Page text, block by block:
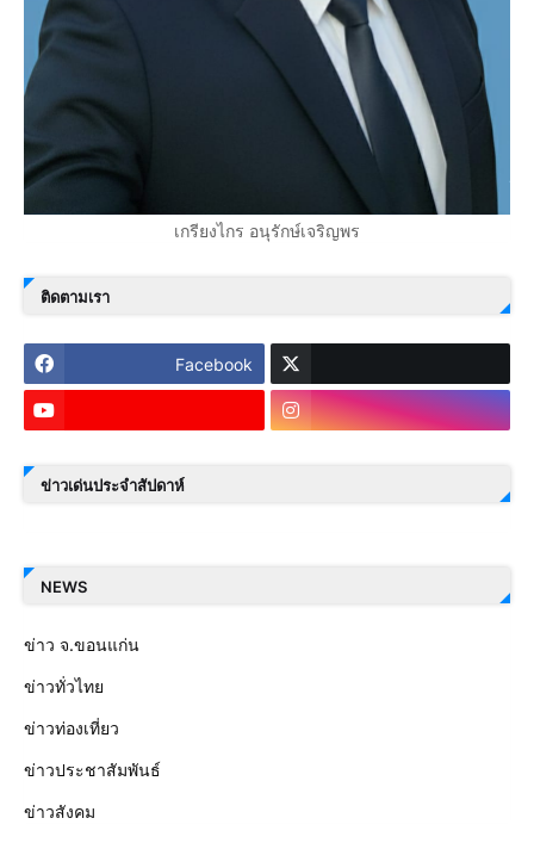
เกรียงไกร อนุรักษ์เจริญพร
ติดตามเรา
Facebook
ข่าวเด่นประจำสัปดาห์
NEWS
ข่าว จ.ขอนแก่น
ข่าวทั่วไทย
ข่าวท่องเที่ยว
ข่าวประชาสัมพันธ์
ข่าวสังคม